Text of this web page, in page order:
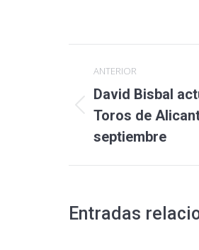
entre
ANTERIOR
Publicación
anterior:
David Bisbal
Toros de
septiembre
Entradas